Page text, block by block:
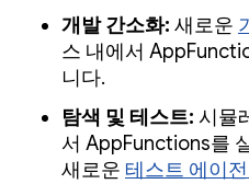
개발 간소화: 새로운
스 내에서
니다.
탐색 및 테스트: 시뮬
서 AppFunctions를
새로운 테스트 에이